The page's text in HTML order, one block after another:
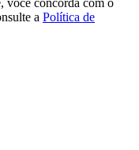
a Política de